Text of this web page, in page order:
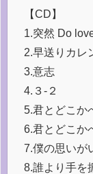
【CD】
1.突然 Do
2.早送りカレ
3.意志
4.３-２
5.君とどこか
6.君とどこか
7.僕の思いが
8.誰より手を